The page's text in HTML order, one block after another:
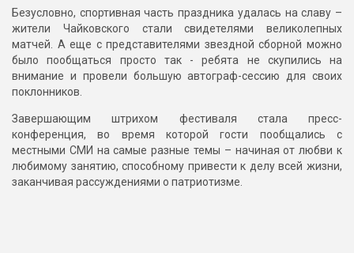
Безусловно, спортивная часть праздника удалась на славу –
жители Чайковского стали свидетелями великолепных
матчей. А еще с представителями звездной сборной можно
было пообщаться просто так - ребята не скупились на
внимание и провели большую автограф-сессию для своих
поклонников.
Завершающим штрихом фестиваля стала пресс-
конференция, во время которой гости пообщались с
местными СМИ на самые разные темы – начиная от любви к
любимому занятию, способному привести к делу всей жизни,
заканчивая рассуждениями о патриотизме.